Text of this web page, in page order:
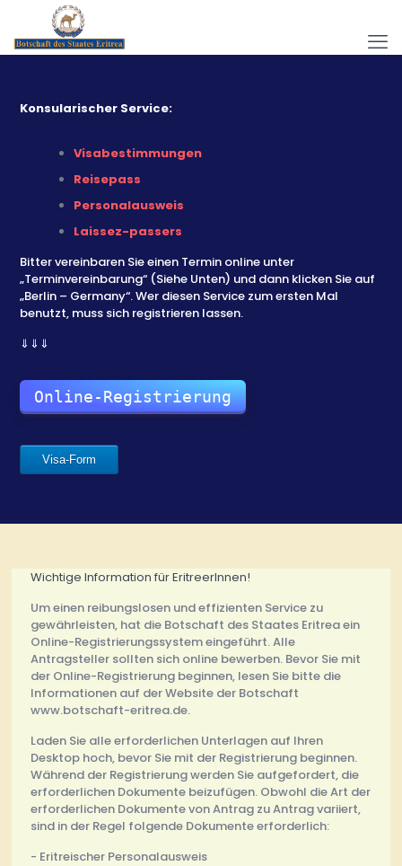
Konsularischer Service:
Visabestimmungen
Reisepass
Personalausweis
Laissez-passers
Bitter vereinbaren Sie einen Termin online unter
„Terminvereinbarung“ (Siehe Unten) und dann klicken Sie auf
„Berlin – Germany“. Wer diesen Service zum ersten Mal
benutzt, muss sich registrieren lassen.
⇓⇓⇓
Online-Registrierung
Visa-Form
Wichtige Information für EritreerInnen!
Um einen reibungslosen und effizienten Service zu
gewährleisten, hat die Botschaft des Staates Eritrea ein
Online-Registrierungssystem eingeführt. Alle
Antragsteller sollten sich online bewerben. Bevor Sie mit
der Online-Registrierung beginnen, lesen Sie bitte die
Informationen auf der Website der Botschaft
www.botschaft-eritrea.de.
Laden Sie alle erforderlichen Unterlagen auf Ihren
Desktop hoch, bevor Sie mit der Registrierung beginnen.
Während der Registrierung werden Sie aufgefordert, die
erforderlichen Dokumente beizufügen. Obwohl die Art der
erforderlichen Dokumente von Antrag zu Antrag variiert,
sind in der Regel folgende Dokumente erforderlich:
- Eritreischer Personalausweis